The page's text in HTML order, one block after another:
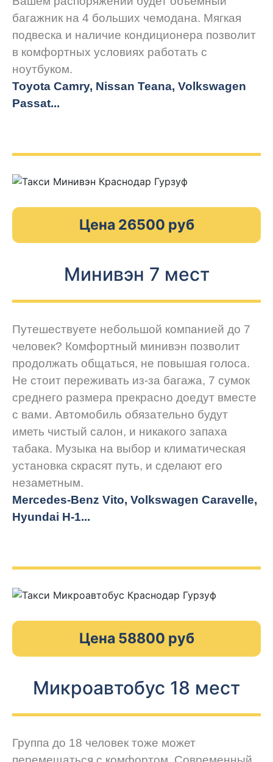
багажник на 4 больших чемодана. Мягкая
подвеска и наличие кондиционера позволит
в комфортных условиях работать с
ноутбуком.
Toyota Camry, Nissan Teana, Volkswagen
Passat...
Цена 26500 руб
Минивэн 7 мест
Путешествуете небольшой компанией до 7
человек? Комфортный минивэн позволит
продолжать общаться, не повышая голоса.
Не стоит переживать из-за багажа, 7 сумок
среднего размера прекрасно доедут вместе
с вами. Автомобиль обязательно будут
иметь чистый салон, и никакого запаха
табака. Музыка на выбор и климатическая
установка скрасят путь, и сделают его
незаметным.
Mercedes-Benz Vito, Volkswagen Caravelle,
Hyundai H-1...
Цена 58800 руб
Микроавтобус 18 мест
Группа до 18 человек тоже может